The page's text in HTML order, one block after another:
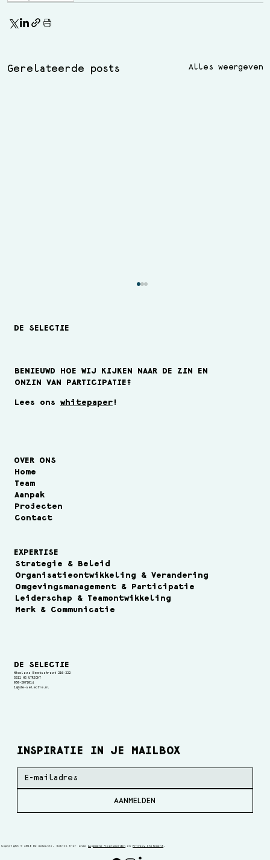
Gerelateerde posts Alles weergeven
DE SELECTIE
OVER ONS
Home
Team
Aanpak
Projecten
Contact
BENIEUWD HOE WIJ KIJKEN NAAR DE ZIN EN
ONZIN VAN PARTICIPATIE?
Lees ons whitepaper!
EXPERTISE
Strategie & Beleid
Organisatieontwikkeling & Verandering
Omgevingsmanagement & Participatie
Leiderschap & Teamontwikkeling
Merk & Communicatie
DE SELECTIE
Nicolaas Beetsstraat 216-222
3511 HG UTRECHT
030-2072014
14@de-selectie.nl
INSPIRATIE IN JE MAILBOX
AANMELDEN
Copyright © 2026 De Selectie. Bekijk hier onzeAlgemene Voorwaarden enPrivacy Statement